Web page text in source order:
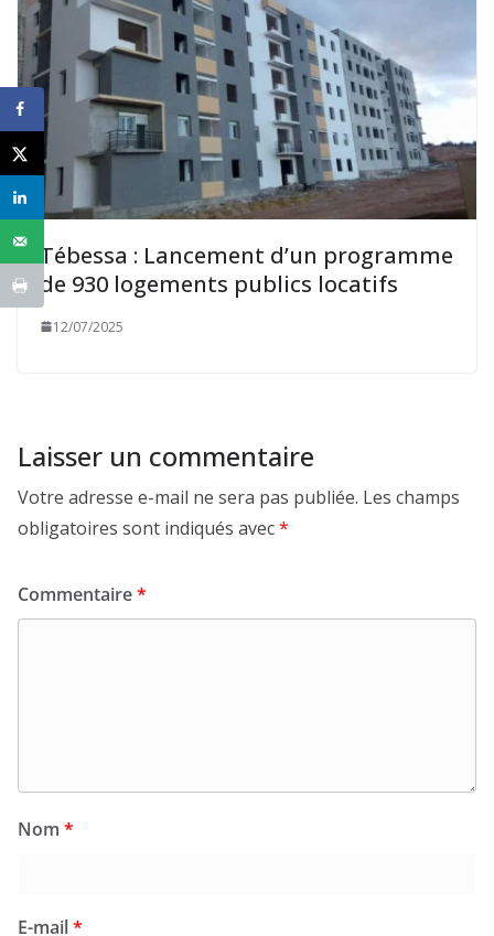
Tébessa : Lancement d’un programme
de 930 logements publics locatifs
12/07/2025
Laisser un commentaire
Votre adresse e-mail ne sera pas publiée. Les champs
obligatoires sont indiqués avec*
Commentaire*
Nom *
E-mail*